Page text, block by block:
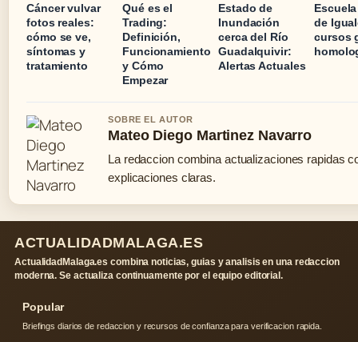
Cáncer vulvar
fotos reales:
cómo se ve,
síntomas y
tratamiento
Qué es el
Trading:
Definición,
Funcionamiento
y Cómo
Empezar
Estado de
Inundación
cerca del Río
Guadalquivir:
Alertas Actuales
de
cursos
SOBRE EL AUTOR
Mateo Diego Martinez Navarro
La redaccion combina actualizaciones rapidas
explicaciones claras.
ACTUALIDADMALAGA.ES
ActualidadMalaga.es combina noticias, guias y analisis en una redaccion
moderna. Se actualiza continuamente por el equipo editorial.
Popular
Briefings diarios de redaccion y recursos de confianza para verificacion rapida.